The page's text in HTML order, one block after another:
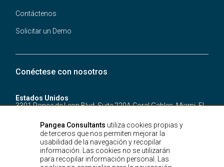
Contáctenos
Solicitar un Demo
Conéctese con nosotros
Estados Unidos
3301 Ponce de Leon Blvd.Suite 220A Coral Gables,Miami, FL,
Dinamarca
Pile Allé 41, kl.Frederiksberg, 2000
Colombia
Cra. 15 # 88 - 21, Ofc 702 Bogotá D.C.
Pangea Consultants utiliza cookies propias y
de terceros que nos permiten mejorar la
usabilidad de la navegación y recopilar
información. Las cookies no se utilizarán
para recopilar información personal. Las